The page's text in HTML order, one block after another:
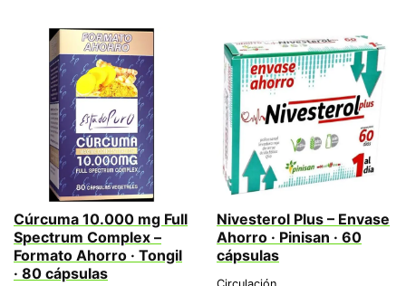
Cúrcuma 10.000 mg Full
Spectrum Complex –
Formato Ahorro · Tongil
· 80 cápsulas
Nivesterol Plus – Envase
Ahorro · Pinisan · 60
cápsulas